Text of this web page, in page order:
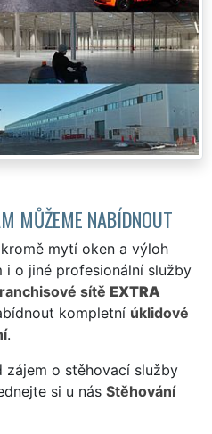
MŮŽEME NABÍDNOUT
mytí oken a výloh
i o jiné profesionální služby
sítě EXTRA
kompletní úklidové
.
zájem o stěhovací služby
si u nás Stěhování